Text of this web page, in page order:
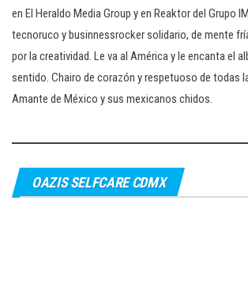
en El Heraldo Media Group y en Reaktor del Grupo
tecnoruco y businnessrocker solidario, de mente
por la creatividad. Le va al América y le encanta el
sentido. Chairo de corazón y respetuoso de todas
Amante de México y sus mexicanos chidos.
OAZIS SELFCARE CDMX